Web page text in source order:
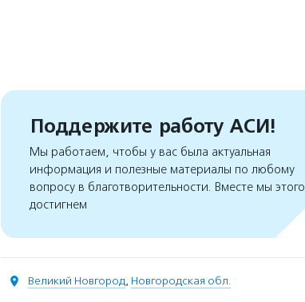
Поддержите работу АСИ!
Мы работаем, чтобы у вас была актуальная
информация и полезные материалы по любому
вопросу в благотворительности. Вместе мы этого
достигнем
Великий Новгород, Новгородская обл.